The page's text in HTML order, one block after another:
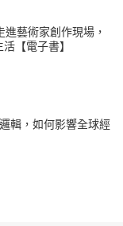
先學會做自己喜
感動，有一天才有
巧之外，讓你開始
藝術家創作現場，
【電子書】
輯，如何影響全球經